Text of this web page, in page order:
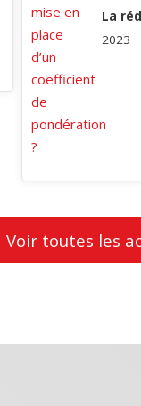
La
2023
Voir toutes les